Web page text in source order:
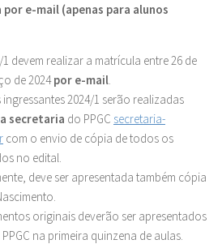
e-mail (apenas para alunos
1 devem realizar a matrícula entre 26 de
de 2024por e-mail
2024/1 serão realizadas
secretaria do PPGC secretaria-
com o envio de cópia de todos os
no edital.
deve ser apresentada também cópia
originais deverão ser apresentados
na primeira quinzena de aulas.